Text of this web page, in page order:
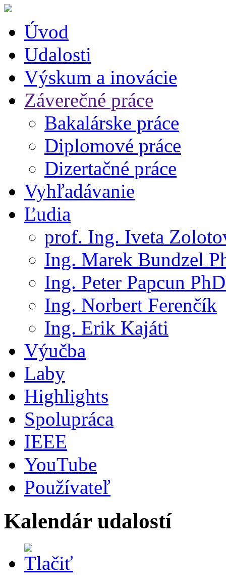
Úvod
Udalosti
Výskum a inovácie
Záverečné práce
Bakalárske práce
Diplomové práce
Dizertačné práce
Vyhľadávanie
Ľudia
prof. Ing. Iveta
Ing. Marek Bundzel
Ing. Peter Papcun
Ing. Norbert Ferenčík
Ing. Erik Kajáti
Výučba
Laby
Highlights
Spolupráca
IEEE
YouTube
Používateľ
Kalendár udalostí